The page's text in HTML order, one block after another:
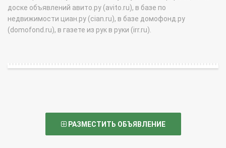
доске объявлений авито.ру (avito.ru), в базе по
недвижимости циан.ру (cian.ru), в базе домофонд.ру
(domofond.ru), в газете из рук в руки (irr.ru).
РАЗМЕСТИТЬ ОБЪЯВЛЕНИЕ